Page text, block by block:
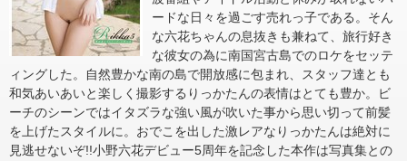
ードな日々を過ごす売れっ子である。そん
な六花ちゃんの息抜きも兼ねて、旅行好き
な彼女の為に南国宮古島でのロケをセッテ
ィングした。自然豊かな南の島で開放感に包まれ、スタッフ達とも
和気あいあいと楽しく撮影するりっかたんの表情はとても豊か。ビ
ーチのシーンではイタズラな強い風が吹いた事から思い切って前髪
を上げたスタイルに。おでこを出した激レアなりっかたんは絶対に
見逃せないぞ!!小野六花デビュー5周年を記念した本作は写真集との